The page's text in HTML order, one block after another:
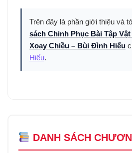
Trên đây là phần giới thiệu và
sách Chinh Phục Bài Tập
Xoay Chiều – Bùi Đình Hiếu
Hiếu.
DANH SÁCH